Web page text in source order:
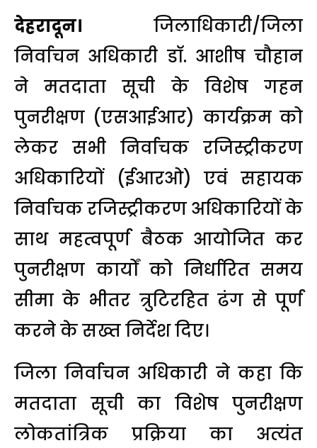
देहरादून। जिलाधिकारी/जिला
निर्वाचन अधिकारी डॉ. आशीष चौहान
ने मतदाता सूची के विशेष गहन
पुनरीक्षण (एसआईआर) कार्यक्रम को
लेकर सभी निर्वाचक रजिस्ट्रीकरण
अधिकारियों (ईआरओ) एवं सहायक
निर्वाचक रजिस्ट्रीकरण अधिकारियों के
साथ महत्वपूर्ण बैठक आयोजित कर
पुनरीक्षण कार्यों को निर्धारित समय
सीमा के भीतर त्रुटिरहित ढंग से पूर्ण
करने के सख्त निर्देश दिए।
जिला निर्वाचन अधिकारी ने कहा कि
मतदाता सूची का विशेष पुनरीक्षण
लोकतांत्रिक प्रक्रिया का अत्यंत